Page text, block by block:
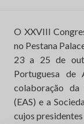
O XXVIII
no Pestana
23 a 25 de
Portuguesa de
colaboração da
(EAS) e a
cujos